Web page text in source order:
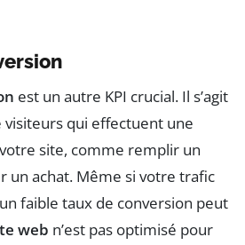
est un autre KPI crucial. Il s’agit
visiteurs qui effectuent une
site, comme remplir un
un achat. Même si votre trafic
faible taux de conversion peut
web n’est pas optimisé pour